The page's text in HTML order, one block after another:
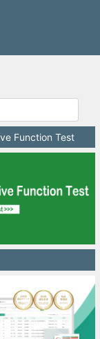
Function Test